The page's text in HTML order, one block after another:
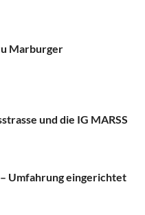
Marburger
und die IG MARSS
Umfahrung eingerichtet